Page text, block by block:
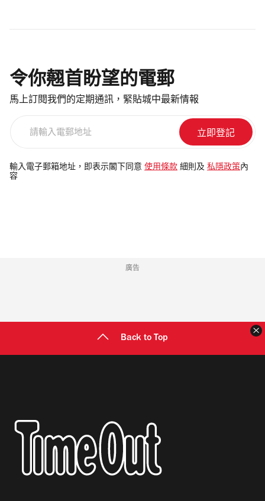
令你翹首盼望的電郵
馬上訂閱我們的定期通訊，緊貼城中最新情報
電
郵
輸入電子郵箱地址，即表示閣下同意 使用條款 細則及 私隱政策內
容
廣告
Back to Top